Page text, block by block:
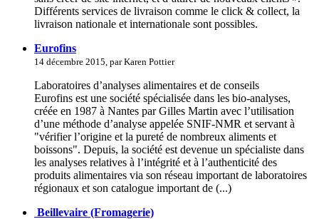
Différents services de livraison comme le click & collect, la
livraison nationale et internationale sont possibles.
Eurofins
14 décembre 2015, par Karen Pottier
Laboratoires d’analyses alimentaires et de conseils
Eurofins est une société spécialisée dans les bio-analyses,
créée en 1987 à Nantes par Gilles Martin avec l’utilisation
d’une méthode d’analyse appelée SNIF-NMR et servant à
"vérifier l’origine et la pureté de nombreux aliments et
boissons". Depuis, la société est devenue un spécialiste dans
les analyses relatives à l’intégrité et à l’authenticité des
produits alimentaires via son réseau important de laboratoires
régionaux et son catalogue important de (...)
Beillevaire (Fromagerie)